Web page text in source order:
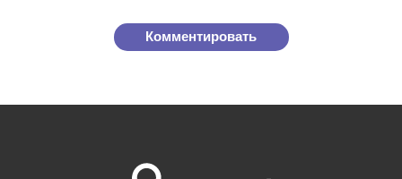
Комментировать